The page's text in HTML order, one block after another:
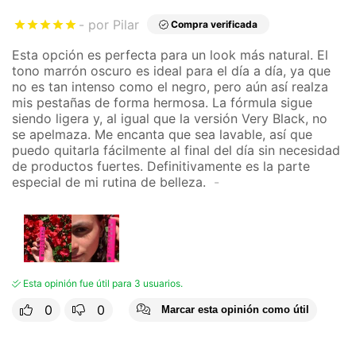
Sin grumos Sí
por Pilar Compra verificada
Esta opción es perfecta para un look más natural. El
tono marrón oscuro es ideal para el día a día, ya que
no es tan intenso como el negro, pero aún así realza
mis pestañas de forma hermosa. La fórmula sigue
siendo ligera y, al igual que la versión Very Black, no
se apelmaza. Me encanta que sea lavable, así que
puedo quitarla fácilmente al final del día sin necesidad
de productos fuertes. Definitivamente es la parte
especial de mi rutina de belleza.
Esta opinión fue útil para 3 usuarios.
0 0 Marcar esta opinión como útil